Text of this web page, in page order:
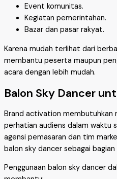
Event komunitas.
Kegiatan pemerintahan.
Bazar dan pasar rakyat.
Karena mudah terlihat dari
membantu peserta maupun
acara dengan lebih mudah.
Balon Sky Dancer
Brand activation membutuhkan
perhatian audiens dalam waktu
agensi pemasaran dan tim
balon sky dancer sebagai
Penggunaan balon sky dancer